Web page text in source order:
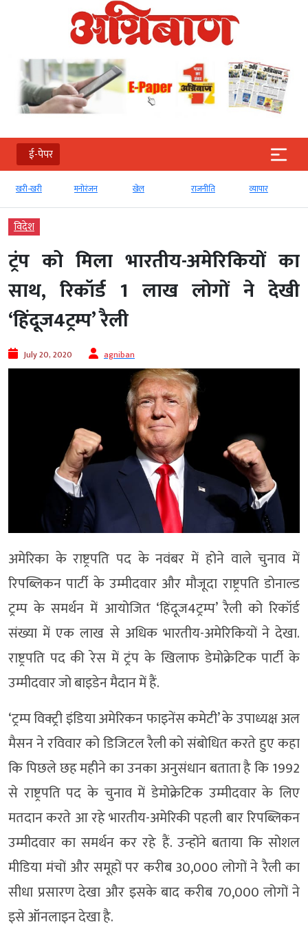
ई-पेपर
खरी-खरी मनोरंजन खेल राजनीति व्‍यापार
विदेश
ट्रंप को मिला भारतीय-अमेरिकियों का
साथ, रिकॉर्ड 1 लाख लोगों ने देखी
‘हिंदूज4ट्रम्प’ रैली
July 20, 2020 agniban
अमेरिका के राष्ट्रपति पद के नवंबर में होने वाले चुनाव में
रिपब्लिकन पार्टी के उम्मीदवार और मौजूदा राष्ट्रपति डोनाल्ड
ट्रम्प के समर्थन में आयोजित ‘हिंदूज4ट्रम्प’ रैली को रिकॉर्ड
संख्या में एक लाख से अधिक भारतीय-अमेरिकियों ने देखा.
राष्ट्रपति पद की रेस में ट्रंप के खिलाफ डेमोक्रेटिक पार्टी के
उम्मीदवार जो बाइडेन मैदान में हैं.
‘ट्रम्प विक्ट्री इंडिया अमेरिकन फाइनेंस कमेटी’ के उपाध्यक्ष अल
मैसन ने रविवार को डिजिटल रैली को संबोधित करते हुए कहा
कि पिछले छह महीने का उनका अनुसंधान बताता है कि 1992
से राष्ट्रपति पद के चुनाव में डेमोक्रेटिक उम्मीदवार के लिए
मतदान करते आ रहे भारतीय-अमेरिकी पहली बार रिपब्लिकन
उम्मीदवार का समर्थन कर रहे हैं. उन्होंने बताया कि सोशल
मीडिया मंचों और समूहों पर करीब 30,000 लोगों ने रैली का
सीधा प्रसारण देखा और इसके बाद करीब 70,000 लोगों ने
इसे ऑनलाइन देखा है.